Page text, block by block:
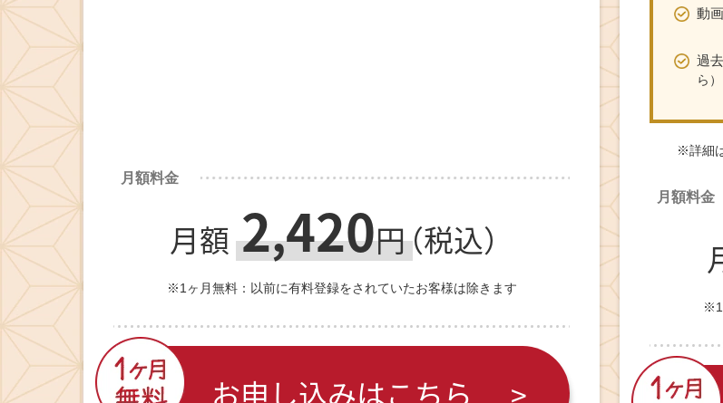
月額料金
月額 2,420円
（税込）
※1ヶ月無料：以前に有料登録をされていたお客様は除きます
お申し込みはこちら
動
過
ら）
※詳細
月額料金
※1